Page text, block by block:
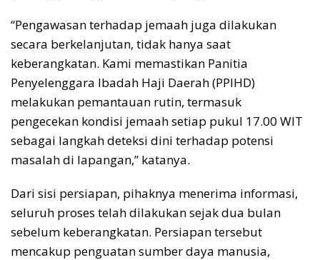
“Pengawasan terhadap jemaah juga dilakukan
secara berkelanjutan, tidak hanya saat
keberangkatan. Kami memastikan Panitia
Penyelenggara Ibadah Haji Daerah (PPIHD)
melakukan pemantauan rutin, termasuk
pengecekan kondisi jemaah setiap pukul 17.00 WIT
sebagai langkah deteksi dini terhadap potensi
masalah di lapangan,” katanya.
Dari sisi persiapan, pihaknya menerima informasi,
seluruh proses telah dilakukan sejak dua bulan
sebelum keberangkatan. Persiapan tersebut
mencakup penguatan sumber daya manusia,